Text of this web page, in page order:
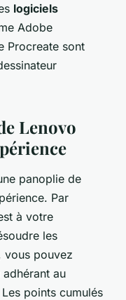
logiciels
Adobe
Procreate sont
Lenovo
panoplie de
Par
à votre
les
vous pouvez
adhérant au
points cumulés